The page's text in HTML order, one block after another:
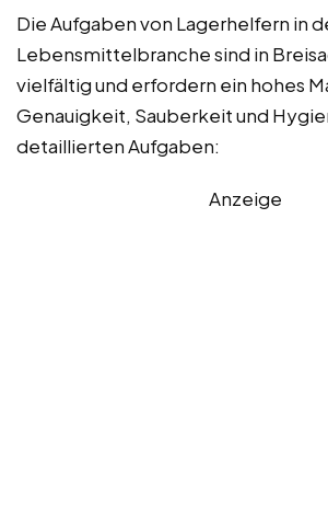
Die Aufgaben von Lagerhelfern in
Lebensmittelbranche sind in
vielfältig und erfordern ein hohes
Genauigkeit, Sauberkeit und
detaillierten Aufgaben:
Anzeige